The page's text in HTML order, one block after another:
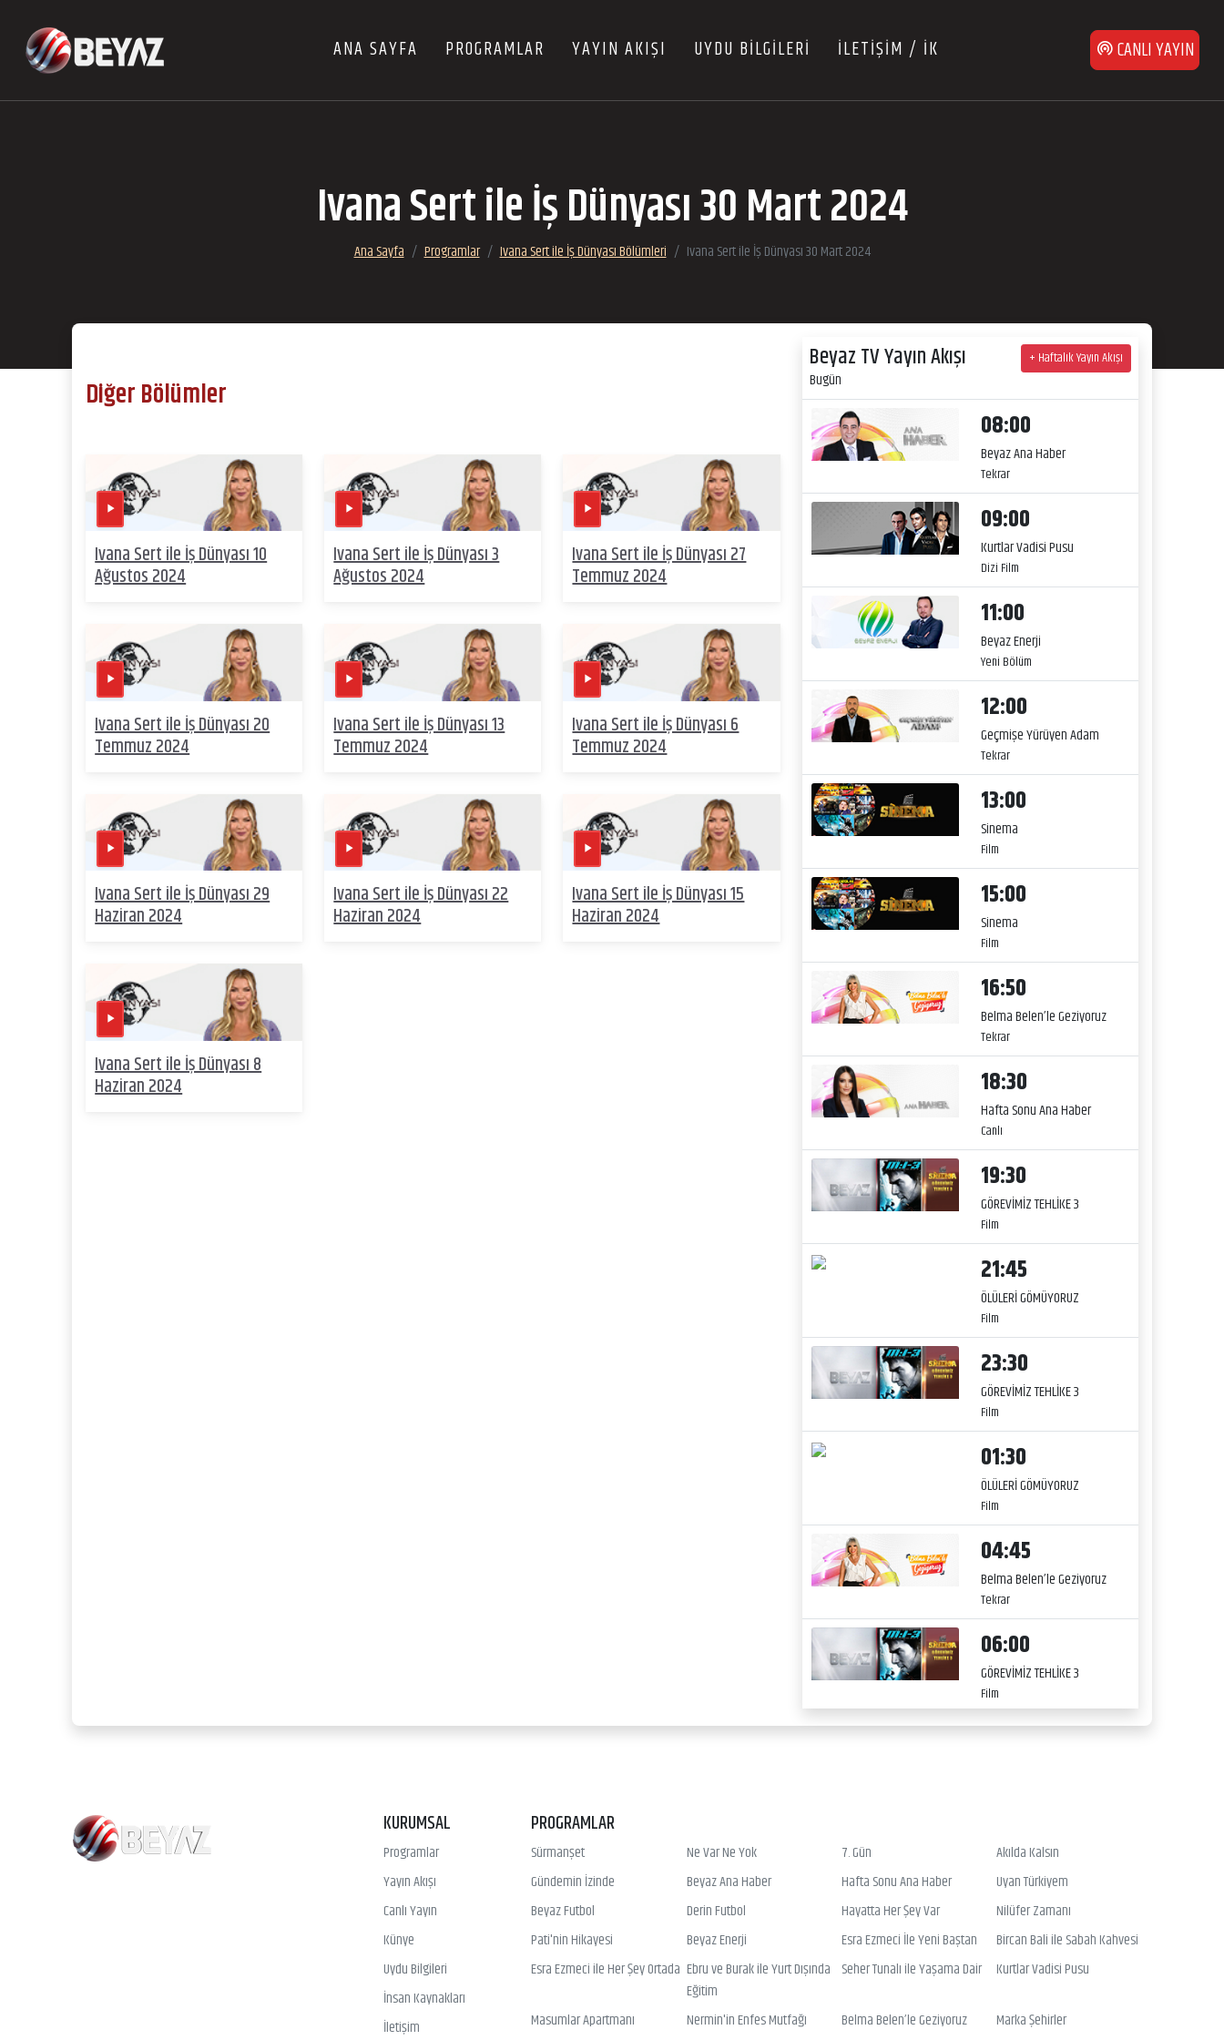
ANA SAYFA PROGRAMLAR YAYIN AKIŞI UYDU BİLGİLERİ İLETİŞİM / İK CANLI YAYIN
Ivana Sert ile İş Dünyası 30 Mart 2024
Ana Sayfa Programlar Ivana Sert ile İş Dünyası Bölümleri Ivana Sert ile İş Dünyası 30 Mart 2024
Diğer Bölümler
Ivana Sert ile İş Dünyası 10
Ağustos 2024
Ivana Sert ile İş Dünyası 3
Ağustos 2024
Ivana Sert ile İş Dünyası 27
Temmuz 2024
Ivana Sert ile İş Dünyası 20
Temmuz 2024
Ivana Sert ile İş Dünyası 13
Temmuz 2024
Ivana Sert ile İş Dünyası 6
Temmuz 2024
Ivana Sert ile İş Dünyası 29
Haziran 2024
Ivana Sert ile İş Dünyası 22
Haziran 2024
Ivana Sert ile İş Dünyası 15
Haziran 2024
Ivana Sert ile İş Dünyası 8
Haziran 2024
Beyaz TV Yayın Akışı
Bugün
+ Haftalık Yayın Akışı
08:00
Beyaz Ana Haber
Tekrar
09:00
Kurtlar Vadisi Pusu
Dizi Film
11:00
Beyaz Enerji
Yeni Bölüm
12:00
Geçmişe Yürüyen Adam
Tekrar
13:00
Sinema
Film
15:00
Sinema
Film
16:50
Belma Belen’le Geziyoruz
Tekrar
18:30
Hafta Sonu Ana Haber
Canlı
19:30
GÖREVİMİZ TEHLİKE 3
Film
21:45
ÖLÜLERİ GÖMÜYORUZ
Film
23:30
GÖREVİMİZ TEHLİKE 3
Film
01:30
ÖLÜLERİ GÖMÜYORUZ
Film
04:45
Belma Belen’le Geziyoruz
Tekrar
06:00
GÖREVİMİZ TEHLİKE 3
Film
KURUMSAL
Programlar
Yayın Akışı
Canlı Yayın
Künye
Uydu Bilgileri
İnsan Kaynakları
İletişim
PROGRAMLAR
Sürmanşet Ne Var Ne Yok 7. Gün
Akılda Kalsın
Gündemin İzinde
Beyaz Ana Haber Hafta Sonu Ana Haber
Uyan Türkiyem
Beyaz Futbol
Derin Futbol Hayatta Her Şey Var
Nilüfer Zamanı
Pati'nin Hikayesi
Beyaz Enerji Esra Ezmeci İle Yeni Baştan
Bircan Bali ile Sabah Kahvesi
Esra Ezmeci ile Her Şey Ortada Ebru ve Burak ile Yurt Dışında
Eğitim
Seher Tunalı ile Yaşama Dair Kurtlar Vadisi Pusu
Masumlar Apartmanı Nermin'in Enfes Mutfağı Belma Belen’le Geziyoruz
Marka Şehirler